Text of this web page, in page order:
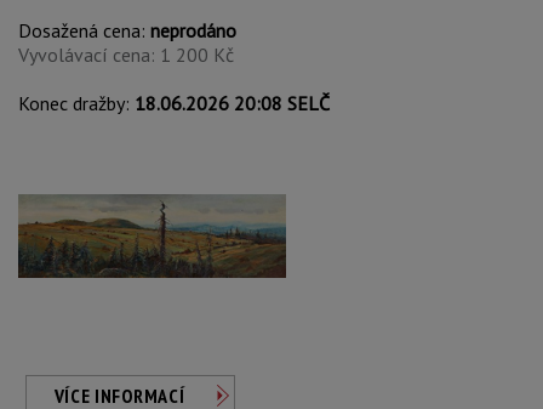
Dosažená cena: neprodáno
Vyvolávací cena: 1 200 Kč
Konec dražby: 18.06.2026 20:08 SELČ
VÍCE INFORMACÍ